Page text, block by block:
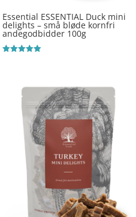
Essential ESSENTIAL Duck mini
delights – små bløde kornfri
andegodbidder 100g